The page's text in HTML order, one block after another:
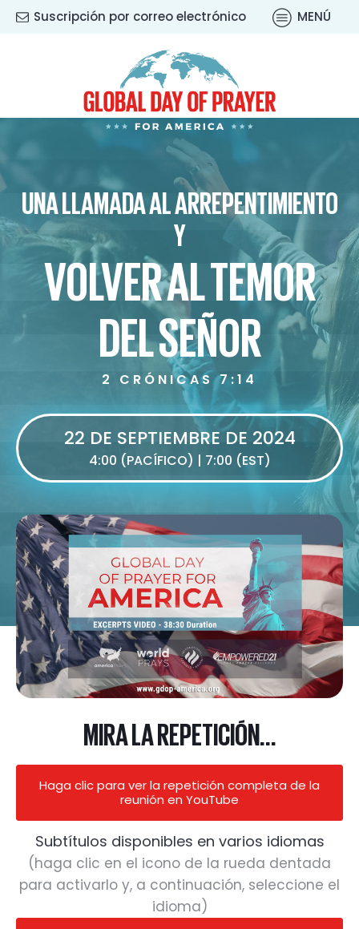
Suscripción por correo electrónico MENÚ
UNA LLAMADA AL ARREPENTIMIENTO
Y
VOLVER AL TEMOR
DEL SEÑOR
2 CRÓNICAS 7:14
22 DE SEPTIEMBRE DE 2024
4:00 (PACÍFICO) | 7:00 (EST)
MIRA LA REPETICIÓN...
Haga clic para ver la repetición completa de la
reunión en YouTube
Subtítulos disponibles en varios idiomas
(haga clic en el icono de la rueda dentada
para activarlo y, a continuación, seleccione el
idioma)